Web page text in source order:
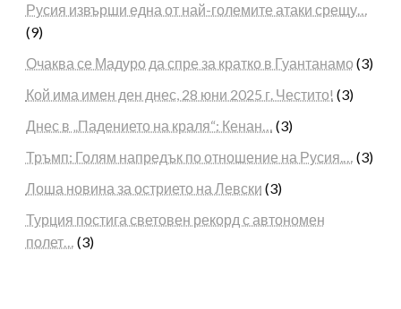
Русия извърши една от най-големите атаки срещу…
(9)
Очаква се Мадуро да спре за кратко в Гуантанамо (3)
Кой има имен ден днес, 28 юни 2025 г. Честито! (3)
Днес в „Падението на краля“: Кенан… (3)
Тръмп: Голям напредък по отношение на Русия.… (3)
Лоша новина за острието на Левски (3)
Турция постига световен рекорд с автономен
полет… (3)